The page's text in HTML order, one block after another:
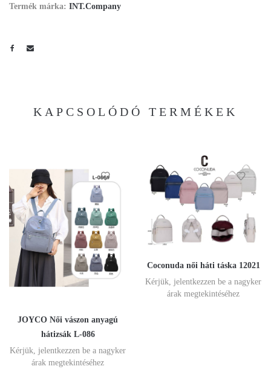
Termék márka: INT.Company
KAPCSOLÓDÓ TERMÉKEK
JOYCO Női vászon anyagú
hátizsák L-086
Kérjük, jelentkezzen be a nagyker
árak megtekintéséhez
Coconuda női háti táska 12021
Kérjük, jelentkezzen be a nagyker
árak megtekintéséhez